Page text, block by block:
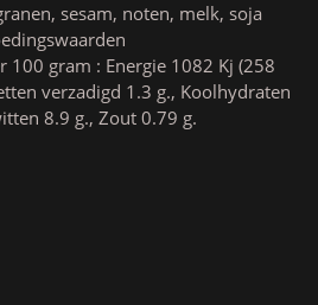
sesam, noten, melk, soja
100 gram : Energie 1082 Kj (258
verzadigd 1.3 g., Koolhydraten
8.9 g., Zout 0.79 g.